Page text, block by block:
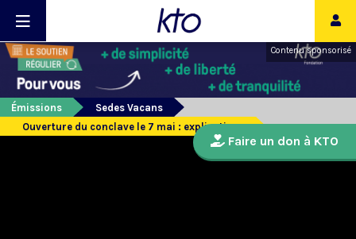
Contenu sponsorisé
Émissions
Sedes Vacans
Ouverture du conclave le 7 mai : explications
Faire un don à KTO